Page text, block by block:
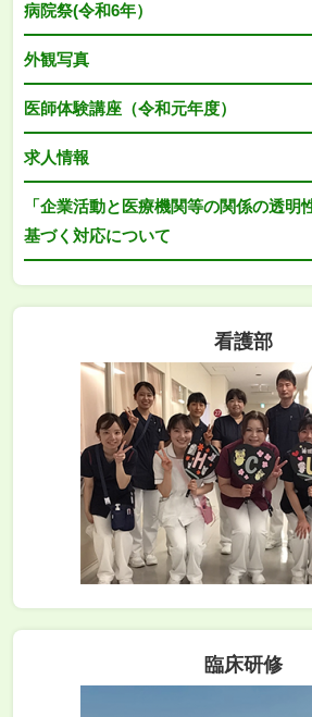
病院祭(令和6年）
外観写真
医師体験講座（令和元年度）
求人情報
「企業活動と医療機関等の関係の透明
基づく対応について
看護部
臨床研修